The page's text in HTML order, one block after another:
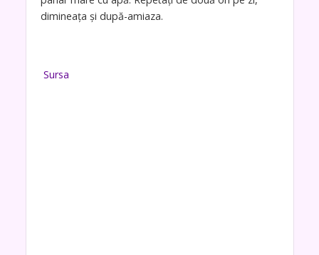
dimineața și după-amiaza.
Sursa